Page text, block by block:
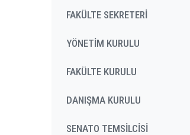
FAKÜLTE SEKRETERİ
YÖNETİM KURULU
FAKÜLTE KURULU
DANIŞMA KURULU
SENATO TEMSİLCİSİ